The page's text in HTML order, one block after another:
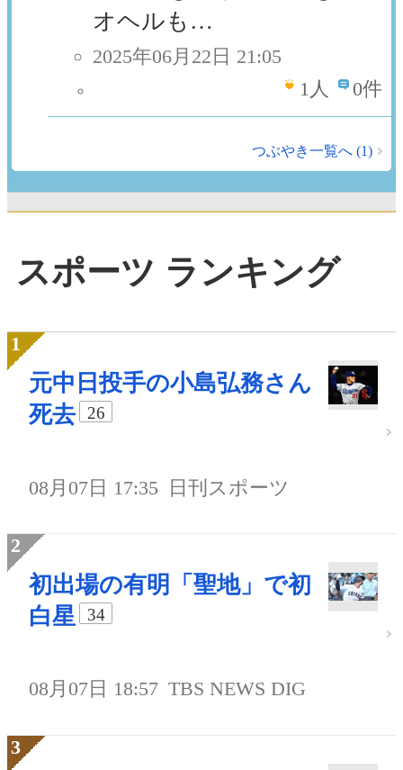
オヘルも…
2025年06月22日 21:05
1人 0件
つぶやき一覧へ (1)
スポーツ ランキング
元中日投手の小島弘務さん
死去
26
08月07日 17:35 日刊スポーツ
初出場の有明「聖地」で初
白星
34
08月07日 18:57 TBS NEWS DIG